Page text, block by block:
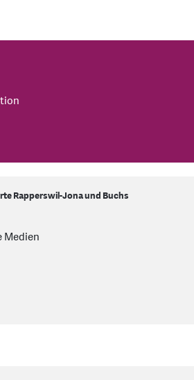
Rapperswil-Jona und Buchs
Medien